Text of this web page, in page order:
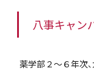
八事キャン
薬学部２～６年次